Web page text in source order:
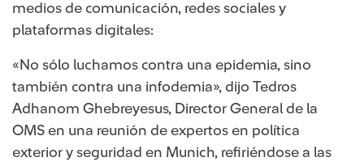
medios de comunicación, redes sociales y
plataformas digitales:
«No sólo luchamos contra una epidemia, sino
también contra una infodemia», dijo Tedros
Adhanom Ghebreyesus, Director General de la
OMS en una reunión de expertos en política
exterior y seguridad en Munich, refiriéndose a las